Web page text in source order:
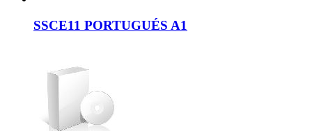
SSCE11 PORTUGUÉS A1